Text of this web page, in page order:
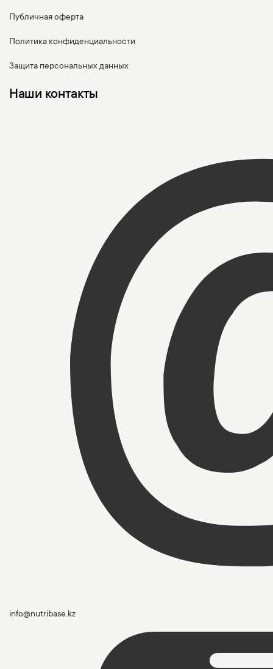
Публичная оферта
Политика конфиденциальности
Защита персональных данных
Наши контакты
info@nutribase.kz